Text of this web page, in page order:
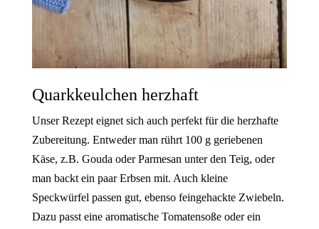
Quarkkeulchen herzhaft
Unser Rezept eignet sich auch perfekt für die herzhafte
Zubereitung. Entweder man rührt 100 g geriebenen
Käse, z.B. Gouda oder Parmesan unter den Teig, oder
man backt ein paar Erbsen mit. Auch kleine
Speckwürfel passen gut, ebenso feingehackte Zwiebeln.
Dazu passt eine aromatische Tomatensoße oder ein